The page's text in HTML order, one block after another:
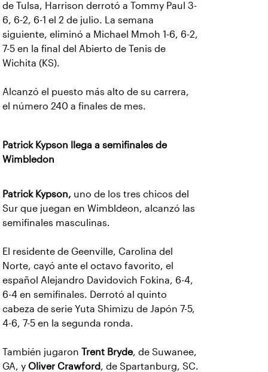
de Tulsa, Harrison derrotó a Tommy Paul 3-
6, 6-2, 6-1 el 2 de julio. La semana
siguiente, eliminó a Michael Mmoh 1-6, 6-2,
7-5 en la final del Abierto de Tenis de
Wichita (KS).
Alcanzó el puesto más alto de su carrera,
el número 240 a finales de mes.
Patrick Kypson llega a semifinales de
Wimbledon
Patrick Kypson, uno de los tres chicos del
Sur que juegan en Wimbldeon, alcanzó las
semifinales masculinas.
El residente de Geenville, Carolina del
Norte, cayó ante el octavo favorito, el
español Alejandro Davidovich Fokina, 6-4,
6-4 en semifinales. Derrotó al quinto
cabeza de serie Yuta Shimizu de Japón 7-5,
4-6, 7-5 en la segunda ronda.
También jugaron Trent Bryde, de Suwanee,
GA, y Oliver Crawford, de Spartanburg, SC.